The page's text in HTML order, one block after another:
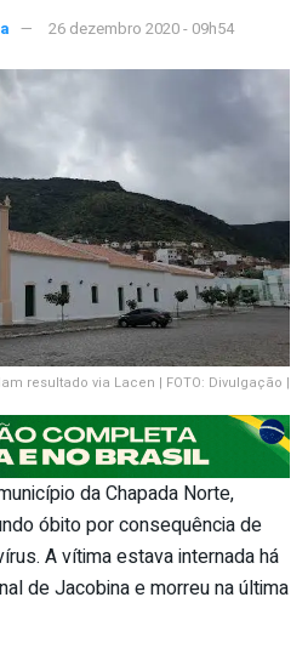
26 dezembro 2020 - 09h54
resultado via Lacen | FOTO: Divulgação |
da Chapada Norte,
óbito por consequência de
A vítima estava internada há
de Jacobina e morreu na última